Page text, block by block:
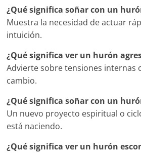
¿Qué significa soñar con un
Muestra la necesidad de actuar
intuición.
¿Qué significa ver un hurón
Advierte sobre tensiones internas
cambio.
¿Qué significa soñar con un
Un nuevo proyecto espiritual o
está naciendo.
¿Qué significa ver un hurón